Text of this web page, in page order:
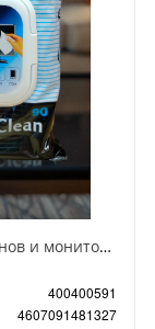
Opti Clean Влажные салфетки для экранов и мониторов всех типов 90 шт
400400591
4607091481327